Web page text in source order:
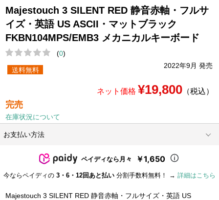
Majestouch 3 SILENT RED 静音赤軸・フルサ
イズ・英語 US ASCII・マットブラック
FKBN104MPS/EMB3 メカニカルキーボード
(0)
2022年9月 発売
送料無料
ネット価格 ¥19,800（税込）
完売
在庫状況について
お支払い方法
ペイディなら月々 ￥1,650
今ならペイディの 3・6・12回あと払い 分割手数料無料！ → 詳細はこちら
Majestouch 3 SILENT RED 静音赤軸・フルサイズ・英語 US